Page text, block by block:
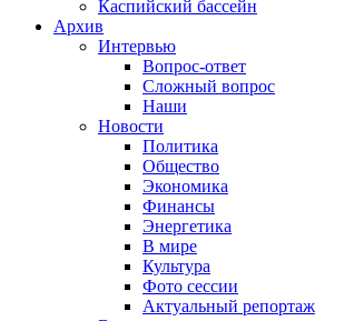
Каспийский бассейн
Архив
Интервью
Вопрос-ответ
Сложный вопрос
Наши
Новости
Политика
Общество
Экономика
Финансы
Энергетика
В мире
Культура
Фото сессии
Актуальный репортаж